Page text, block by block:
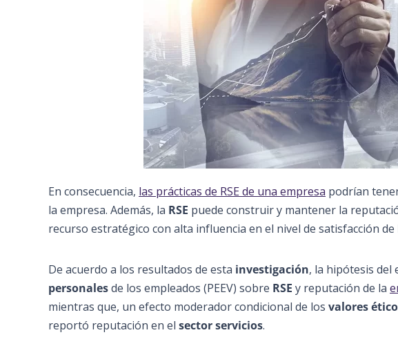
En consecuencia, las prácticas de RSE de una empresa podrían
la empresa. Además, la RSE puede construir y mantener la
recurso estratégico con alta influencia en el nivel de satisfacción
De acuerdo a los resultados de esta investigación, la hipótesis del
personalesde los empleados (PEEV) sobre RSE y reputación de la
mientras que, un efecto moderador condicional de los valores
reportó reputación en el sector servicios.